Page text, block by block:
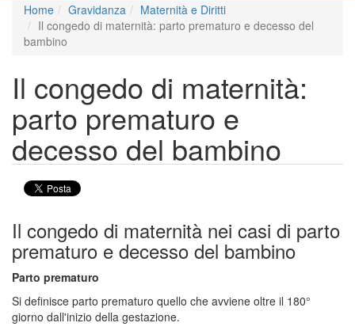
Home Gravidanza
Maternità e Diritti
Il congedo di maternità: parto prematuro e decesso del
bambino
Il congedo di maternità:
parto prematuro e
decesso del bambino
Il congedo di maternità nei casi di parto
prematuro e decesso del bambino
Parto prematuro
Si definisce parto prematuro quello che avviene oltre il 180°
giorno dall'inizio della gestazione.